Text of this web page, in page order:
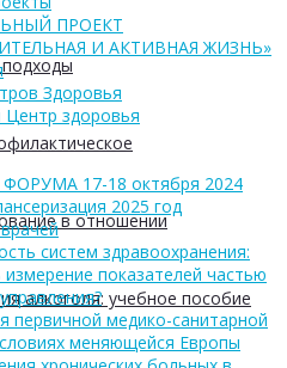
в отношении
алкоголя: учебное пособие
ПРОЕКТ
И АКТИВНАЯ ЖИЗНЬ»
Здоровья
здоровья
17-18 октября 2024
2025 год
систем здравоохранения:
измерение показателей частью
первичной медико-санитарной
меняющейся Европы